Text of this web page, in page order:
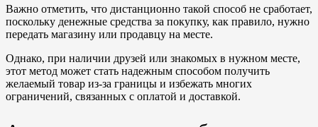
Важно отметить, что дистанционно такой способ не сработает,
поскольку денежные средства за покупку, как правило, нужно
передать магазину или продавцу на месте.
Однако, при наличии друзей или знакомых в нужном месте,
этот метод может стать надежным способом получить
желаемый товар из-за границы и избежать многих
ограничений, связанных с оплатой и доставкой.